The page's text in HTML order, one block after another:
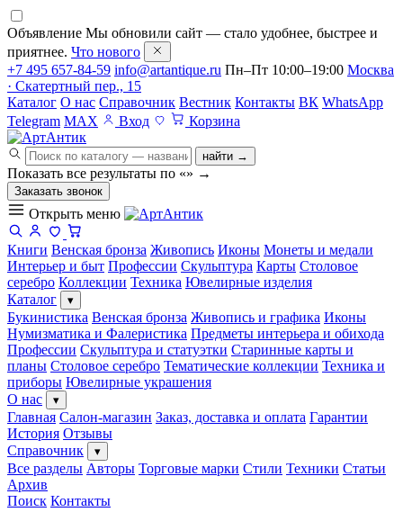
Объявление Мы обновили сайт — стало удобнее, быстрее и
приятнее. Что нового
+7 495 657-84-59 info@artantique.ru Пн–Пт 10:00–19:00 Москва
· Скатертный пер., 15
Каталог О нас Справочник Вестник Контакты ВК WhatsApp
Telegram MAX Вход Корзина
найти →
Показать все результаты по «» →
Заказать звонок
Открыть меню
Книги Венская бронза Живопись Иконы Монеты и медали
Интерьер и быт Профессии Скульптура Карты Столовое
серебро Коллекции Техника Ювелирные изделия
Каталог
▾
Букинистика Венская бронза Живопись и графика Иконы
Нумизматика и Фалеристика Предметы интерьера и обихода
Профессии Скульптура и статуэтки Старинные карты и
планы Столовое серебро Тематические коллекции Техника и
приборы Ювелирные украшения
О нас
▾
Главная Салон-магазин Заказ, доставка и оплата Гарантии
История Отзывы
Справочник
▾
Все разделы Авторы Торговые марки Стили Техники Статьи
Архив
Поиск Контакты